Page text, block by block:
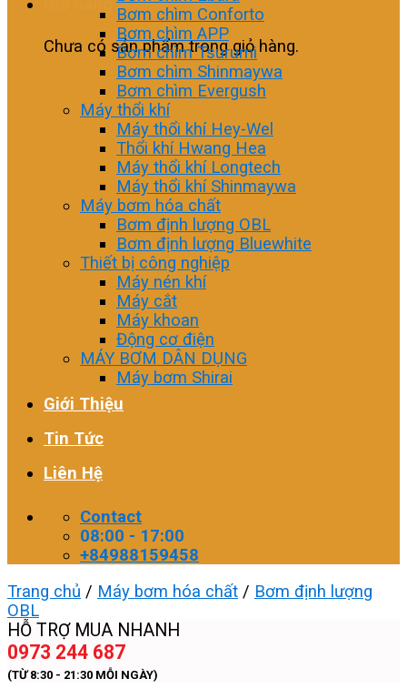
Giỏ hàng
Chưa có sản phẩm trong giỏ hàng.
Bơm chìm Conforto
Bơm chìm APP
Bơm chìm Tsurumi
Bơm chìm Shinmaywa
Bơm chìm Evergush
Máy thổi khí
Máy thổi khí Hey-Wel
Thổi khí Hwang Hea
Máy thổi khí Longtech
Máy thổi khí Shinmaywa
Máy bơm hóa chất
Bơm định lượng OBL
Bơm định lượng Bluewhite
Thiết bị công nghiệp
Máy nén khí
Máy cắt
Máy khoan
Động cơ điện
MÁY BƠM DÂN DỤNG
Máy bơm Shirai
Giới Thiệu
Tin Tức
Liên Hệ
Contact
08:00 - 17:00
+84988159458
Trang chủ / Máy bơm hóa chất / Bơm định lượng
OBL
HỖ TRỢ MUA NHANH
0973 244 687
(TỪ 8:30 - 21:30 MỖI NGÀY)